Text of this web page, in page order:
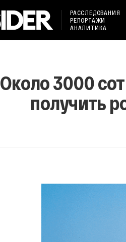
РАССЛЕДОВАНИЯ
РЕПОРТАЖИ
АНАЛИТИКА
Около 3000
получить